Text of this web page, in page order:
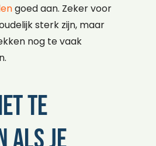
goed aan. Zeker voor
sterk zijn, maar
nog te vaak
te